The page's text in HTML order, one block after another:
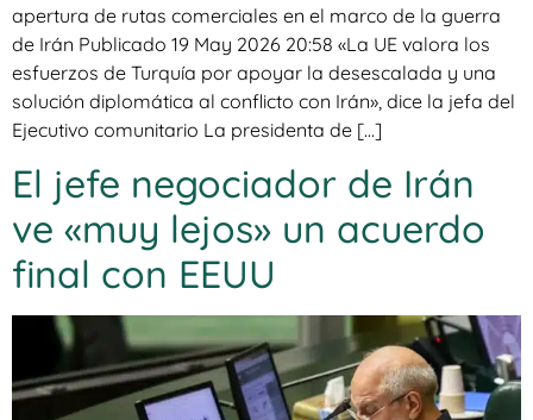
apertura de rutas comerciales en el marco de la guerra
de Irán Publicado 19 May 2026 20:58 «La UE valora los
esfuerzos de Turquía por apoyar la desescalada y una
solución diplomática al conflicto con Irán», dice la jefa del
Ejecutivo comunitario La presidenta de […]
El jefe negociador de Irán
ve «muy lejos» un acuerdo
final con EEUU